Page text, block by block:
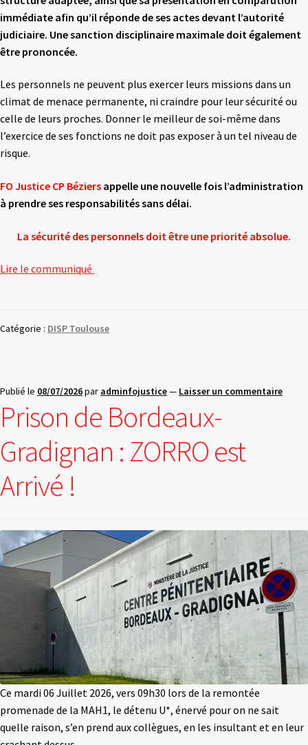
immédiate afin qu’il réponde de ses actes devant l’autorité
judiciaire. Une sanction disciplinaire maximale doit également
être prononcée.
Les personnels ne peuvent plus exercer leurs missions dans un
climat de menace permanente, ni craindre pour leur sécurité ou
celle de leurs proches. Donner le meilleur de soi-même dans
l’exercice de ses fonctions ne doit pas exposer à un tel niveau de
risque.
FO Justice CP Béziers appelle une nouvelle fois l’administration
à prendre ses responsabilités sans délai.
La sécurité des personnels doit être une priorité absolue.
Lire le communiqué
Catégorie : DISP Toulouse
Publié le 08/07/2026par adminfojustice— Laisser un commentaire
Prison de Bordeaux-
Gradignan : ZORRO est
Arrivé !
Ce mardi 06 Juillet 2026, vers 09h30 lors de la remontée
promenade de la MAH1, le détenu U*, énervé pour on ne sait
quelle raison, s’en prend aux collègues, en les insultant et en leur